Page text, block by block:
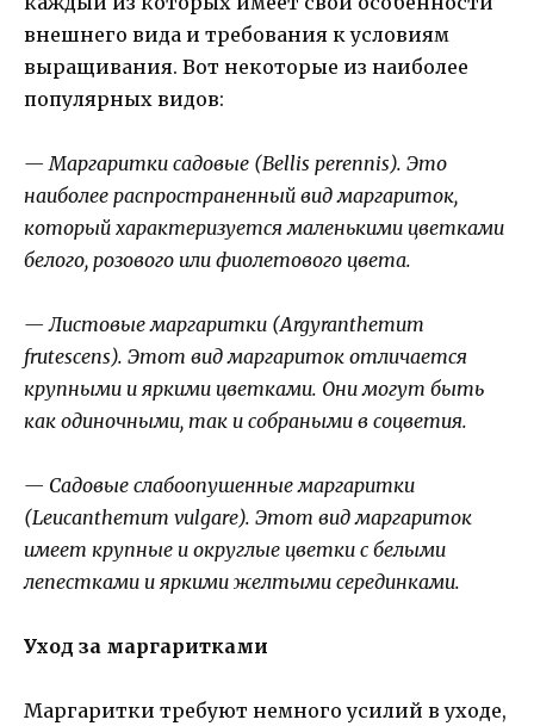
внешнего вида и требования к условиям
выращивания. Вот некоторые из наиболее
популярных видов:
— Маргаритки садовые (Bellis perennis). Это
наиболее распространенный вид маргариток,
который характеризуется маленькими цветками
белого, розового или фиолетового цвета.
— Листовые маргаритки (Argyranthemum
frutescens). Этот вид маргариток отличается
крупными и яркими цветками. Они могут быть
как одиночными, так и собраными в соцветия.
— Садовые слабоопушенные маргаритки
(Leucanthemum vulgare). Этот вид маргариток
имеет крупные и округлые цветки с белыми
лепестками и яркими желтыми серединками.
Уход за маргаритками
Маргаритки требуют немного усилий в уходе,